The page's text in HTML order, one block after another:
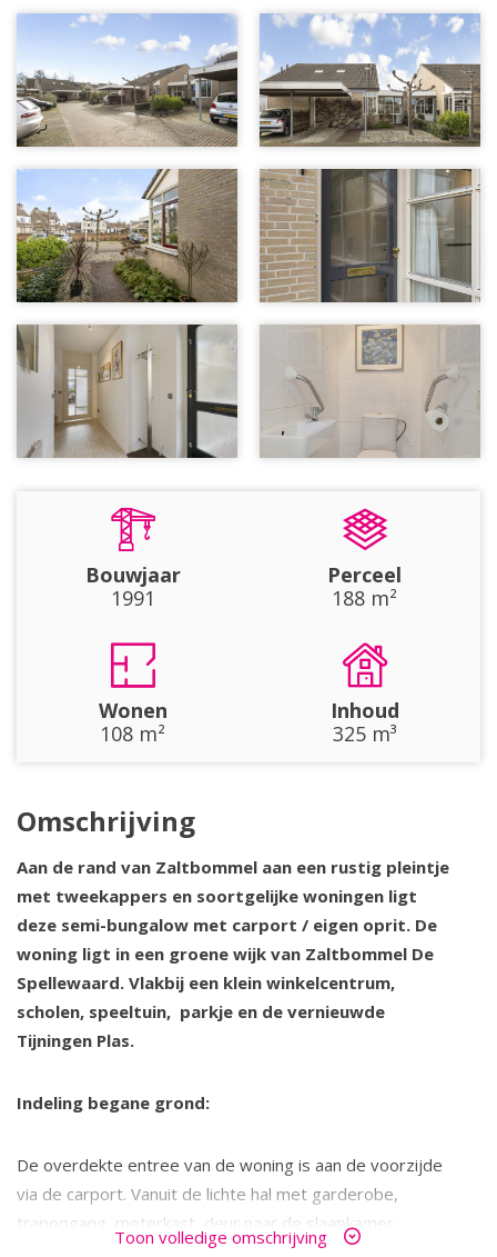
Bouwjaar
1991
Perceel
188 m²
Wonen
108 m²
Inhoud
325 m³
Omschrijving
Aan de rand van Zaltbommel aan een rustig pleintje
met tweekappers en soortgelijke woningen ligt
deze semi-bungalow met carport / eigen oprit. De
woning ligt in een groene wijk van Zaltbommel De
Spellewaard. Vlakbij een klein winkelcentrum,
scholen, speeltuin, parkje en de vernieuwde
Tijningen Plas.
Indeling begane grond:
De overdekte entree van de woning is aan de voorzijde
via de carport. Vanuit de lichte hal met garderobe,
trapopgang, meterkast, deur naar de slaapkamer,
badkamer en toilet met fonteintje, is de woonkamer
Toon volledige omschrijving